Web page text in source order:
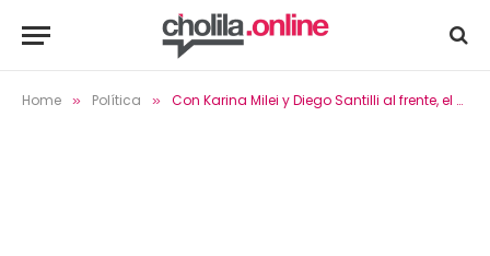
Home » Política » Con Karina Milei y Diego Santilli al frente, el oficialismo relanza su mesa política